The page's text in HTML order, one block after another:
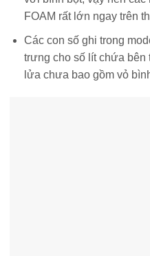
FOAM rất lớn ngay trên
Các con số ghi trong
trưng cho số lít chứa bên
lửa chưa bao gồm vỏ